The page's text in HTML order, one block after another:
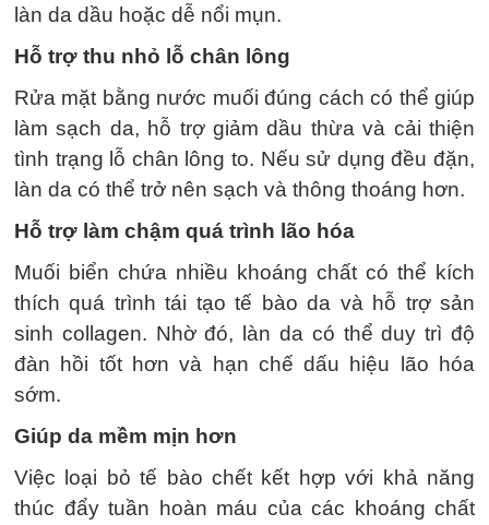
làn da dầu hoặc dễ nổi mụn.
Hỗ trợ thu nhỏ lỗ chân lông
Rửa mặt bằng nước muối đúng cách có thể giúp
làm sạch da, hỗ trợ giảm dầu thừa và cải thiện
tình trạng lỗ chân lông to. Nếu sử dụng đều đặn,
làn da có thể trở nên sạch và thông thoáng hơn.
Hỗ trợ làm chậm quá trình lão hóa
Muối biển chứa nhiều khoáng chất có thể kích
thích quá trình tái tạo tế bào da và hỗ trợ sản
sinh collagen. Nhờ đó, làn da có thể duy trì độ
đàn hồi tốt hơn và hạn chế dấu hiệu lão hóa
sớm.
Giúp da mềm mịn hơn
Việc loại bỏ tế bào chết kết hợp với khả năng
thúc đẩy tuần hoàn máu của các khoáng chất